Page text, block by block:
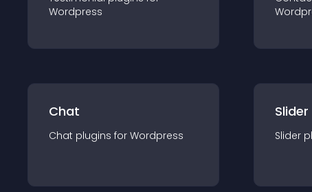
Wordpress
Chat
Chat plugins for Wordpress
Slider
Slider